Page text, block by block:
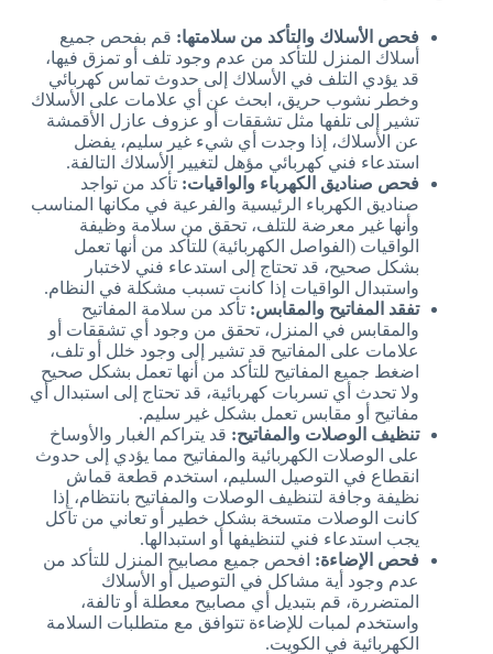
فحص الأسلاك والتأكد من سلامتها: قم بفحص جميع
أسلاك المنزل للتأكد من عدم وجود تلف أو تمزق فيها،
قد يؤدي التلف في الأسلاك إلى حدوث تماس كهربائي
وخطر نشوب حريق، ابحث عن أي علامات على الأسلاك
تشير إلى تلفها مثل تشققات أو عزوف عازل الأقمشة
عن الأسلاك، إذا وجدت أي شيء غير سليم، يفضل
استدعاء فني كهربائي مؤهل لتغيير الأسلاك التالفة.
فحص صناديق الكهرباء والواقيات: تأكد من تواجد
صناديق الكهرباء الرئيسية والفرعية في مكانها المناسب
وأنها غير معرضة للتلف، تحقق من سلامة وظيفة
الواقيات (الفواصل الكهربائية) للتأكد من أنها تعمل
بشكل صحيح، قد تحتاج إلى استدعاء فني لاختبار
واستبدال الواقيات إذا كانت تسبب مشكلة في النظام.
تفقد المفاتيح والمقابس: تأكد من سلامة المفاتيح
والمقابس في المنزل، تحقق من وجود أي تشققات أو
علامات على المفاتيح قد تشير إلى وجود خلل أو تلف،
اضغط جميع المفاتيح للتأكد من أنها تعمل بشكل صحيح
ولا تحدث أي تسربات كهربائية، قد تحتاج إلى استبدال أي
مفاتيح أو مقابس تعمل بشكل غير سليم.
تنظيف الوصلات والمفاتيح: قد يتراكم الغبار والأوساخ
على الوصلات الكهربائية والمفاتيح مما يؤدي إلى حدوث
انقطاع في التوصيل السليم، استخدم قطعة قماش
نظيفة وجافة لتنظيف الوصلات والمفاتيح بانتظام، إذا
كانت الوصلات متسخة بشكل خطير أو تعاني من تآكل
يجب استدعاء فني لتنظيفها أو استبدالها.
فحص الإضاءة: افحص جميع مصابيح المنزل للتأكد من
عدم وجود أية مشاكل في التوصيل أو الأسلاك
المتضررة، قم بتبديل أي مصابيح معطلة أو تالفة،
واستخدم لمبات للإضاءة تتوافق مع متطلبات السلامة
الكهربائية في الكويت.